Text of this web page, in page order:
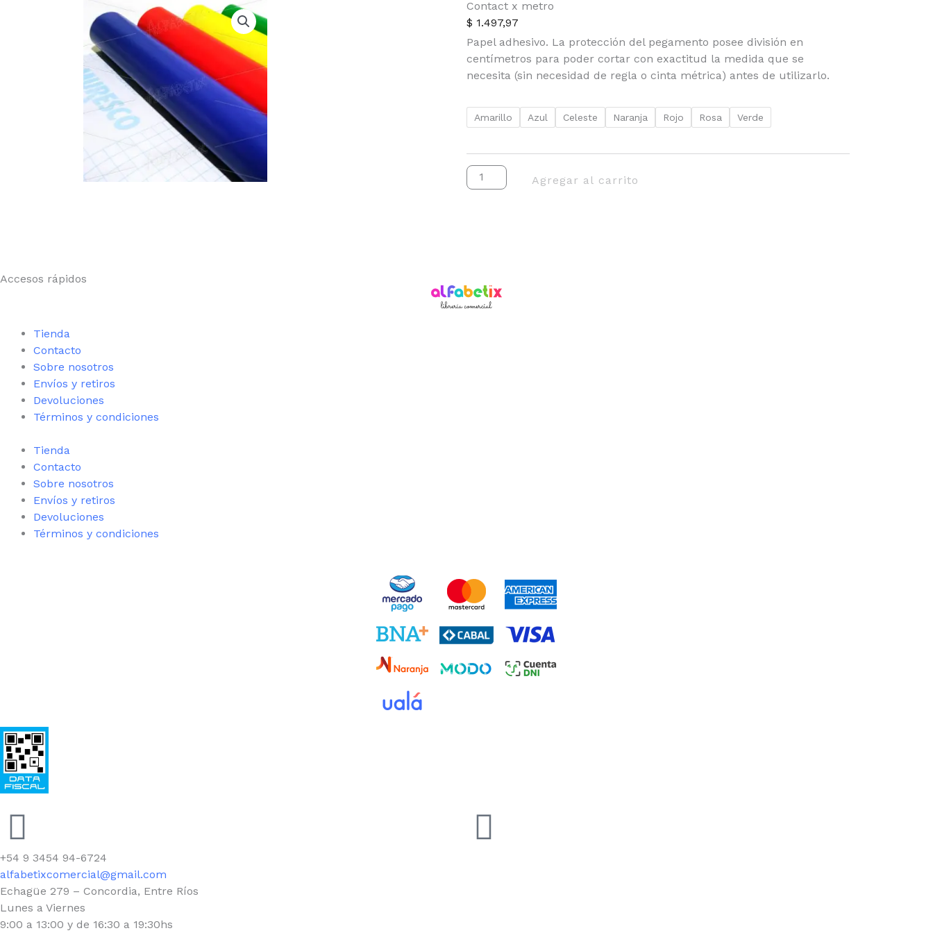
Contact x metro
$ 1.497,97
Papel adhesivo. La protección del pegamento posee división en
centímetros para poder cortar con exactitud la medida que se
necesita (sin necesidad de regla o cinta métrica) antes de utilizarlo.
Amarillo Azul Celeste Naranja Rojo Rosa Verde
Contact
x
Agregar al carrito
Accesos rápidos
Tienda
Contacto
Sobre nosotros
Envíos y retiros
Devoluciones
Términos y condiciones
Tienda
Contacto
Sobre nosotros
Envíos y retiros
Devoluciones
Términos y condiciones
Facebook Instagram
+54 9 3454 94-6724
alfabetixcomercial@gmail.com
Echagüe 279 – Concordia, Entre Ríos
Lunes a Viernes
9:00 a 13:00 y de 16:30 a 19:30hs